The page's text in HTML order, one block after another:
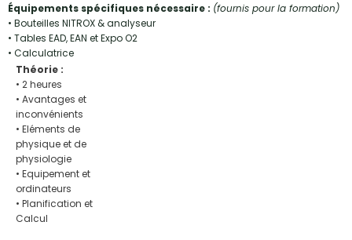
Équipements spécifiques nécessaire : (fournis pour la formation)
• Bouteilles NITROX & analyseur
• Tables EAD, EAN et Expo O2
• Calculatrice
Théorie :
• 2 heures
• Avantages et
inconvénients
• Eléments de
physique et de
physiologie
• Equipement et
ordinateurs
• Planification et
Calcul